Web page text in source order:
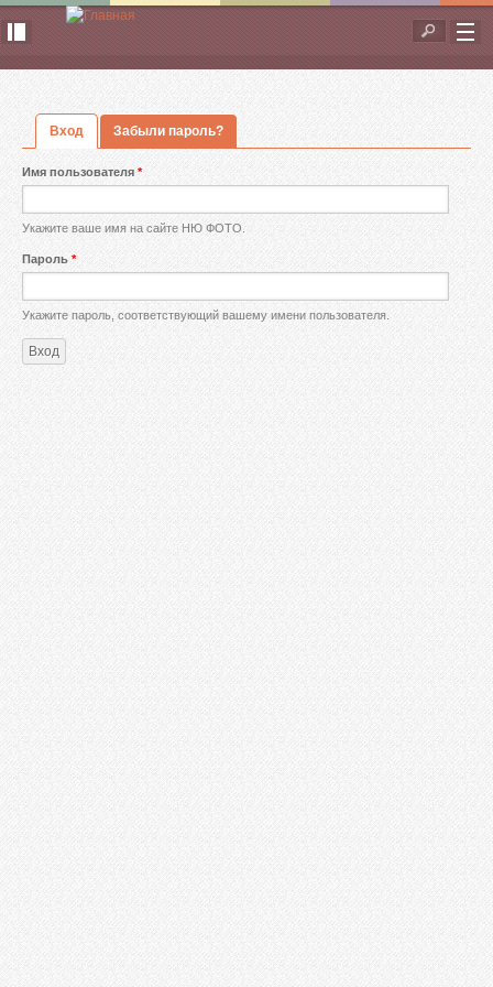
Перейти к основному содержанию
Форма
поиска
Главные вкладки
Вход (активная вкладка)
Забыли пароль?
Имя пользователя *
Укажите ваше имя на сайте НЮ ФОТО.
Пароль *
Укажите пароль, соответствующий вашему имени пользователя.